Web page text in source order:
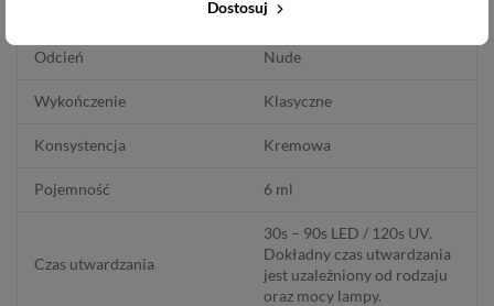
Dostosuj2 cienkie warstwy
Odcień Nude
Wykończenie Klasyczne
Konsystencja Kremowa
Pojemność 6 ml
Czas utwardzania
30s – 90s LED / 120s UV.
Dokładny czas utwardzania
jest uzależniony od rodzaju
oraz mocy lampy.